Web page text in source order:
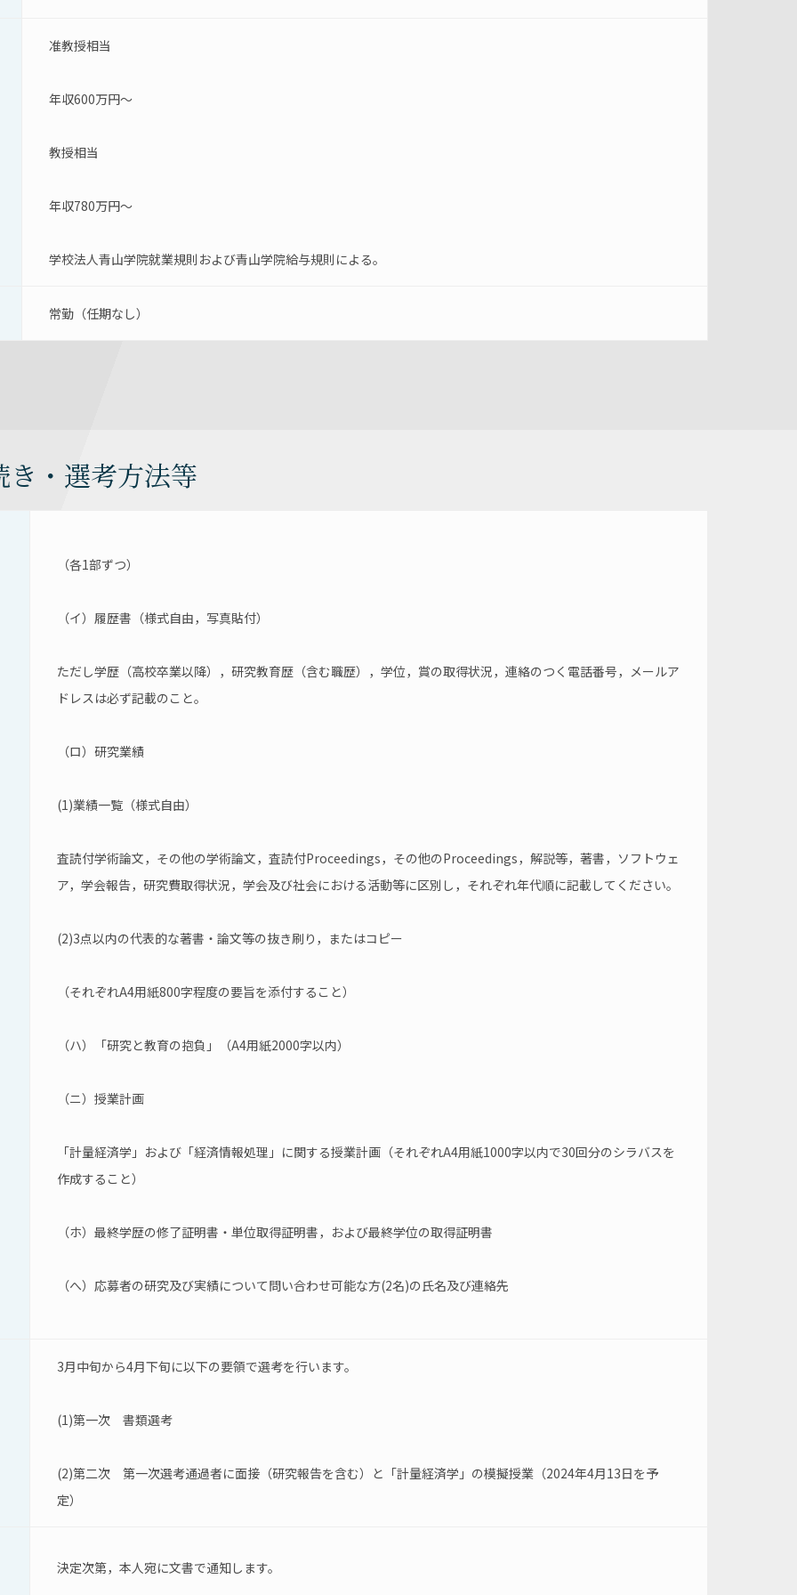
准教授相当
年収600万円～
教授相当
年収780万円～
学校法人青山学院就業規則および青山学院給与規則による。
常勤（任期なし）
き・選考方法等
（各1部ずつ）
（イ）履歴書（様式自由，写真貼付）
ただし学歴（高校卒業以降），研究教育歴（含む職歴），学位，賞の取得状況，連絡のつく電話番号，メールア
ドレスは必ず記載のこと。
（ロ）研究業績
(1)業績一覧（様式自由）
査読付学術論文，その他の学術論文，査読付Proceedings，その他のProceedings，解説等，著書，ソフトウェ
ア，学会報告，研究費取得状況，学会及び社会における活動等に区別し，それぞれ年代順に記載してください。
(2)3点以内の代表的な著書・論文等の抜き刷り，またはコピー
（それぞれA4用紙800字程度の要旨を添付すること）
（ハ）「研究と教育の抱負」（A4用紙2000字以内）
（ニ）授業計画
「計量経済学」および「経済情報処理」に関する授業計画（それぞれA4用紙1000字以内で30回分のシラバスを
作成すること）
（ホ）最終学歴の修了証明書・単位取得証明書，および最終学位の取得証明書
（へ）応募者の研究及び実績について問い合わせ可能な方(2名)の氏名及び連絡先
3月中旬から4月下旬に以下の要領で選考を行います。
(1)第一次　書類選考
(2)第二次　第一次選考通過者に面接（研究報告を含む）と「計量経済学」の模擬授業（2024年4月13日を予
定）
決定次第，本人宛に文書で通知します。